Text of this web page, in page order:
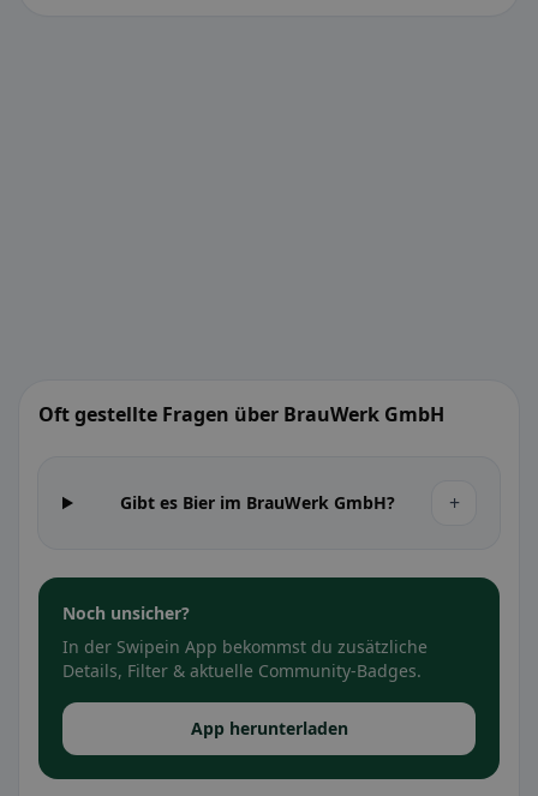
Oft gestellte Fragen über BrauWerk GmbH
Gibt es Bier im BrauWerk GmbH? +
Noch unsicher?
In der Swipein App bekommst du zusätzliche
Details, Filter & aktuelle Community-Badges.
App herunterladen